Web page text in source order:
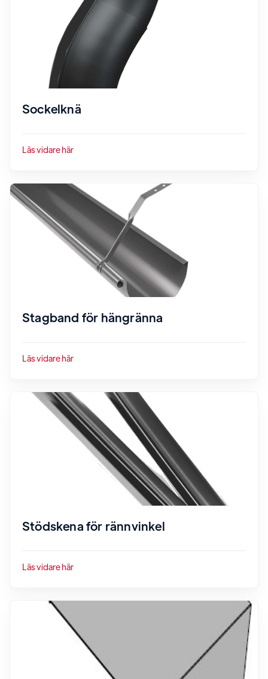
Sockelknä
Läs vidare här
Stagband för hängränna
Läs vidare här
Stödskena för rännvinkel
Läs vidare här